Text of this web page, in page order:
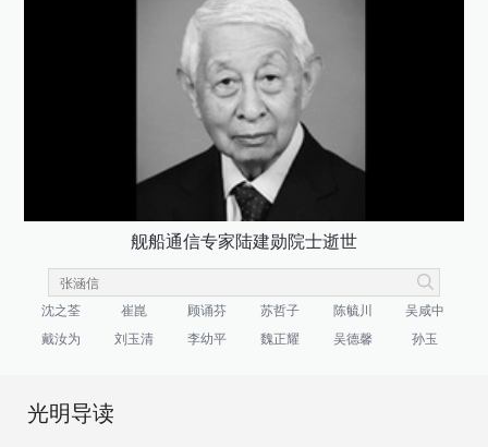
舰船通信专家陆建勋院士逝世
沈之荃 崔崑 顾诵芬 苏哲子 陈毓川
吴咸中
戴汝为
刘玉清 李幼平 魏正耀 吴德馨 孙玉
光明导读